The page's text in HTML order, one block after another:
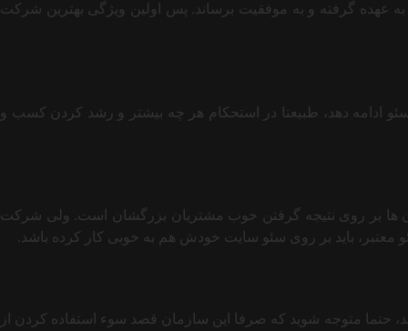
عهده گرفته و به موفقیت برساند. پس اولین ویژگی بهترین شرکت
اگر یک کمپانی بتواند پس از 5 سال همچنان به فعالیتش در زمینه سئو ادامه دهد، طبیعتا در استحکام هر چه بیشتر و رشد کردن کسب و
ها بر روی نتیجه گرفتن خوب مشتریان بزرگشان است. ولی شرکت
باید بر روی سئو سایت خودش هم به خوبی کار کرده باشد.
سئو سایت ماهانه 2 میلیون تومانی به شما پیشنهاد داده شد، حتما متوجه شوید که صرفا این سازمان قصد سوء استفاده کردن از